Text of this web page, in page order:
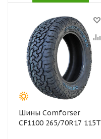
Шины Comforser
CF1100 265/70R17 115T